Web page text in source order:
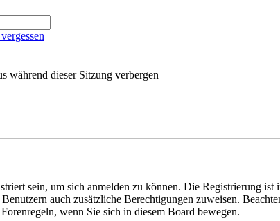
während dieser Sitzung verbergen
sein, um sich anmelden zu können. Die Registrierung
auch zusätzliche Berechtigungen zuweisen.
wenn Sie sich in diesem Board bewegen.